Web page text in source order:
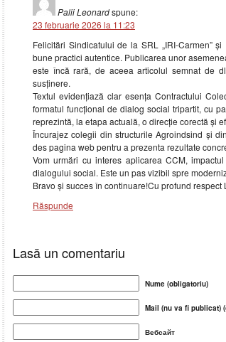
Palii Leonardspune:
23 februarie 2026 la 11:23
Felicitări Sindicatului de la SRL „IRI-Carmen”
bune practici autentice. Publicarea unor
este încă rară, de aceea articolul semnat de
susținere.
Textul evidențiază clar esența Contractului
formatul funcțional de dialog social tripartit, cu
reprezintă, la etapa actuală, o direcție corectă și
Încurajez colegii din structurile Agroindsind și
des pagina web pentru a prezenta rezultate
Vom urmări cu interes aplicarea CCM,
dialogului social. Este un pas vizibil spre
Bravo și succes în continuare!Cu profund respect
Răspunde
Lasă un comentariu
Nume (obligatoriu)
Mail (nu va fi publicat)
Вебсайт